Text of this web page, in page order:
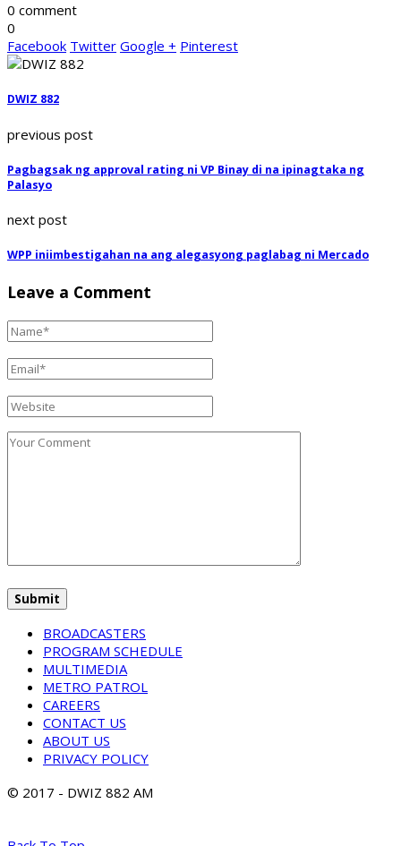
0 comment
0
Facebook Twitter Google + Pinterest
DWIZ 882
previous post
Pagbagsak ng approval rating ni VP Binay di na ipinagtaka ng
Palasyo
next post
WPP iniimbestigahan na ang alegasyong paglabag ni Mercado
Leave a Comment
BROADCASTERS
PROGRAM SCHEDULE
MULTIMEDIA
METRO PATROL
CAREERS
CONTACT US
ABOUT US
PRIVACY POLICY
© 2017 - DWIZ 882 AM